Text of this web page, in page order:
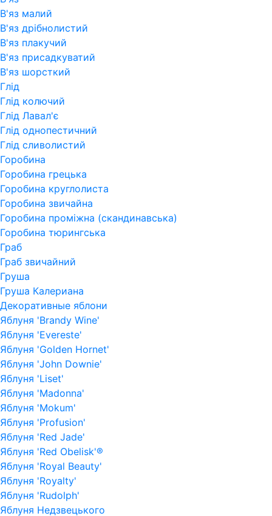
В'яз малий
В'яз дрібнолистий
В'яз плакучий
В'яз присадкуватий
В'яз шорсткий
Глід
Глід колючий
Глід Лавал'є
Глід однопестичний
Глід сливолистий
Горобина
Горобина грецька
Горобина круглолиста
Горобина звичайна
Горобина проміжна (скандинавська)
Горобина тюрингська
Граб
Граб звичайний
Груша
Груша Калериана
Декоративные яблони
Яблуня 'Brandy Wine'
Яблуня 'Evereste'
Яблуня 'Golden Hornet'
Яблуня 'John Downie'
Яблуня 'Liset'
Яблуня 'Madonna'
Яблуня 'Mokum'
Яблуня 'Profusion'
Яблуня 'Red Jade'
Яблуня 'Red Obelisk'®
Яблуня 'Royal Beauty'
Яблуня 'Royalty'
Яблуня 'Rudolph'
Яблуня Недзвецького